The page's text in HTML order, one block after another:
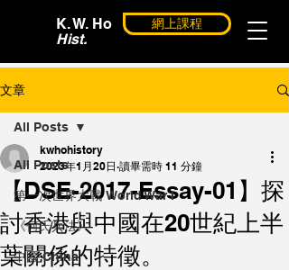
K. W. Ho
Hist.
網上課程
文章
All Posts
第一次世界大戰 World War I
《何氏兵法》
中國 China
All Posts
【DSE-2017-Essay-01】探
討香港與中國在20世紀上半
葉關係的特徵。
kwhohistory
2023年1月20日 讀畢需時 11 分鐘